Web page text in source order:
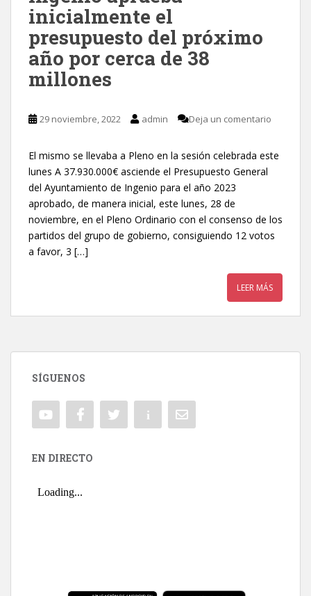
inicialmente el
presupuesto del próximo
año por cerca de 38
millones
29 noviembre, 2022 admin Deja un comentario
El mismo se llevaba a Pleno en la sesión celebrada este
lunes A 37.930.000€ asciende el Presupuesto General
del Ayuntamiento de Ingenio para el año 2023
aprobado, de manera inicial, este lunes, 28 de
noviembre, en el Pleno Ordinario con el consenso de los
partidos del grupo de gobierno, consiguiendo 12 votos
a favor, 3 […]
LEER MÁS
SÍGUENOS
EN DIRECTO